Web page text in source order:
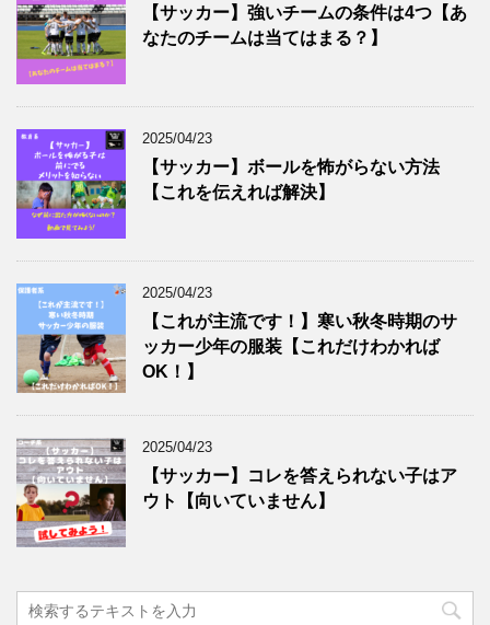
【サッカー】強いチームの条件は4つ【あ
なたのチームは当てはまる？】
2025/04/23
【サッカー】ボールを怖がらない方法
【これを伝えれば解決】
2025/04/23
【これが主流です！】寒い秋冬時期のサ
ッカー少年の服装【これだけわかれば
OK！】
2025/04/23
【サッカー】コレを答えられない子はア
ウト【向いていません】